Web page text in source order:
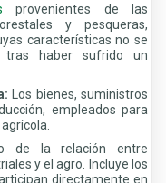
provenientes de las
y pesqueras,
características no se
tras haber sufrido un
Los bienes, suministros
empleados para
de la relación entre
y el agro. Incluye los
directamente en